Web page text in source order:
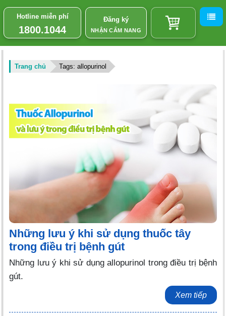
Hotline miễn phí
1800.1044
Đăng ký
NHẬN CẨM NANG
Trang chủ Tags: allopurinol
Những lưu ý khi sử dụng thuốc tây
trong điều trị bệnh gút
Những lưu ý khi sử dụng allopurinol trong điều trị bệnh
gút.
Xem tiếp